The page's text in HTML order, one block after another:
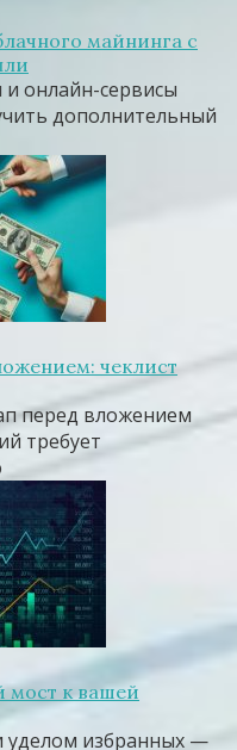
майнинга с
онлайн-сервисы
дополнительный
чеклист
перед вложением
требует
мост к вашей
уделом избранных —